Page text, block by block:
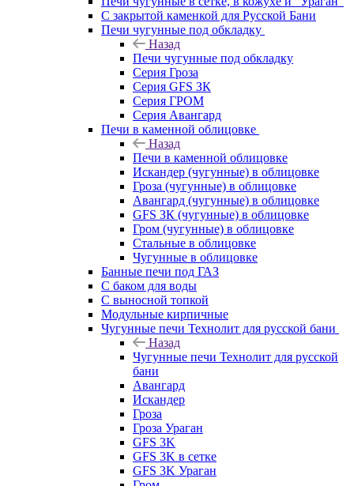
С закрытой каменкой для Русской Бани
Печи чугунные под обкладку
Назад
Печи чугунные под обкладку
Серия Гроза
Серия GFS ЗК
Серия ГРОМ
Серия Авангард
Печи в каменной облицовке
Назад
Печи в каменной облицовке
Искандер (чугунные) в облицовке
Гроза (чугунные) в облицовке
Авангард (чугунные) в облицовке
GFS ЗК (чугунные) в облицовке
Гром (чугунные) в облицовке
Стальные в облицовке
Чугунные в облицовке
Банные печи под ГАЗ
С баком для воды
С выносной топкой
Модульные кирпичные
Чугунные печи Технолит для русской бани
Назад
Чугунные печи Технолит для русской
бани
Авангард
Искандер
Гроза
Гроза Ураган
GFS 3K
GFS 3K в сетке
GFS 3K Ураган